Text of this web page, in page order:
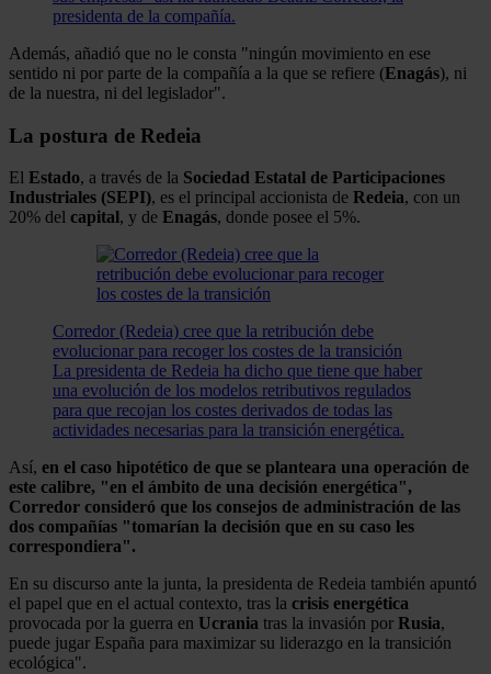
presidenta de la compañía.
Además, añadió que no le consta "ningún movimiento en ese
sentido ni por parte de la compañía a la que se refiere (Enagás), ni
de la nuestra, ni del legislador".
La postura de Redeia
El Estado, a través de la Sociedad Estatal de Participaciones
Industriales (SEPI), es el principal accionista de Redeia, con un
20% del capital, y de Enagás, donde posee el 5%.
Corredor (Redeia) cree que la retribución debe
evolucionar para recoger los costes de la transición
La presidenta de Redeia ha dicho que tiene que haber
una evolución de los modelos retributivos regulados
para que recojan los costes derivados de todas las
actividades necesarias para la transición energética.
Así, en el caso hipotético de que se planteara una operación de
este calibre, "en el ámbito de una decisión energética",
Corredor consideró que los consejos de administración de las
dos compañías "tomarían la decisión que en su caso les
correspondiera".
En su discurso ante la junta, la presidenta de Redeia también apuntó
el papel que en el actual contexto, tras la crisis energética
provocada por la guerra en Ucrania tras la invasión por Rusia,
puede jugar España para maximizar su liderazgo en la transición
ecológica".